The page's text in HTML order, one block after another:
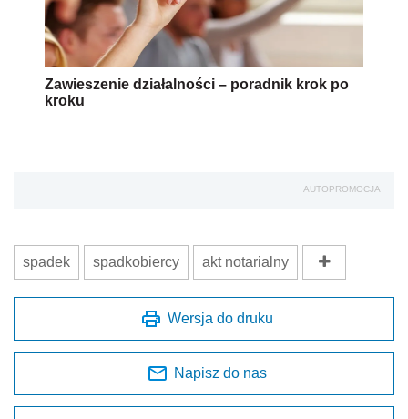
Zawieszenie działalności – poradnik krok po
kroku
AUTOPROMOCJA
spadek spadkobiercy akt notarialny
Wersja do druku
Napisz do nas